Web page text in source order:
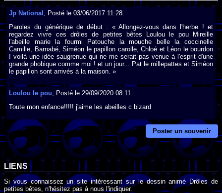
Jp National , Posté le 03/06/2017 11:28.
Paroles du générique de début : « Allongez-vous dans l'herbe ! et
regardez vivre ces drôles de petites bêtes Loulou le pou Mireille
l'abeille marie la fourmi Patouche la mouche belle la coccinelle
Camille, Barnabé, Siméon le papillon carolle, Chloé et Léon le bourdon
! voilà une idée saugrenue qui ne me serait pas venue à l'esprit d'une
grande phobique comme moi ! et un jour... Pat le millepattes et Siméon
le papillon sont arrivés à la maison. »
Loulou le pou , Posté le 29/09/2020 08:11.
Toute mon enfance!!!!! j'aime les abeilles c bizard
Poster un souvenir
LIENS
Si vous connaissez un site intéressant sur le dessin animé Drôles de
petites bêtes, n'hésitez pas à nous l'indiquer.